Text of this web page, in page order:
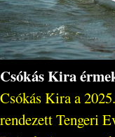
Csókás Kira
Csókás Kira a
rendezett Tengeri